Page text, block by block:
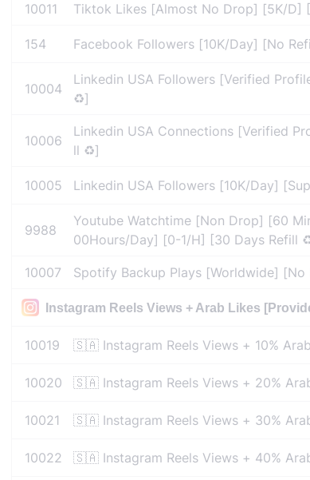
10011 Tiktok Likes [Almost No Drop] [5K/D]
154 Facebook Followers [10K/Day] [No
10004
Linkedin USA Followers [Verified
♻️]
10006
Linkedin USA Connections [Verified
ll ♻️]
10005 Linkedin USA Followers [10K/Day]
9988
Youtube Watchtime [Non Drop] [60
00Hours/Day] [0-1/H] [30 Days Refill
10007 Spotify Backup Plays [Worldwide] [No
Instagram Reels Views + Arab Likes
10019 🇸🇦 Instagram Reels Views + 10%
10020 🇸🇦 Instagram Reels Views + 20%
10021 🇸🇦 Instagram Reels Views + 30%
10022 🇸🇦 Instagram Reels Views + 40%